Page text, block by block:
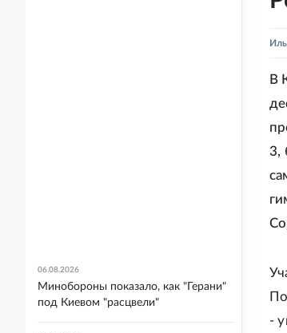
В
3,
-
06.08.2026
Минобороны показало, как "Герани"
под Киевом "расцвели"